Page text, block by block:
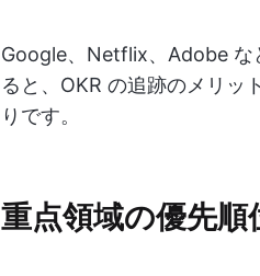
Google、Netflix、Adobe な
ると、OKR の追跡のメリッ
りです。
重点領域の優先順